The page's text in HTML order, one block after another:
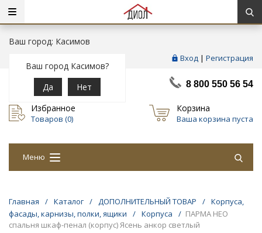
Ваш город: Касимов
Ваш город Касимов?
Да
Нет
Вход | Регистрация
8 800 550 56 54
Избранное
Товаров (0)
Корзина
Ваша корзина пуста
Меню
Главная / Каталог / ДОПОЛНИТЕЛЬНЫЙ ТОВАР / Корпуса,
фасады, карнизы, полки, ящики
/ Корпуса / ПАРМА НЕО
спальня шкаф-пенал (корпус) Ясень анкор светлый